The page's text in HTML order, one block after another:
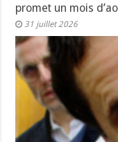
promet un mois
31 juillet 2026